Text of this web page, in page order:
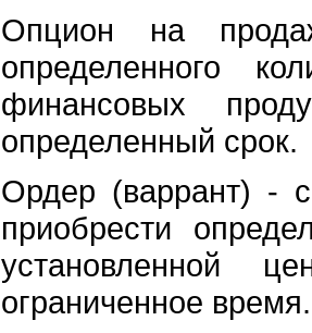
Опцион на
определенного
финансовых
определенный срок.
Ордер (варрант) -
приобрести
установленной
ограниченное время.